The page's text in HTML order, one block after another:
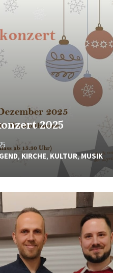
2025
, KIRCHE, KULTUR,MUSIK